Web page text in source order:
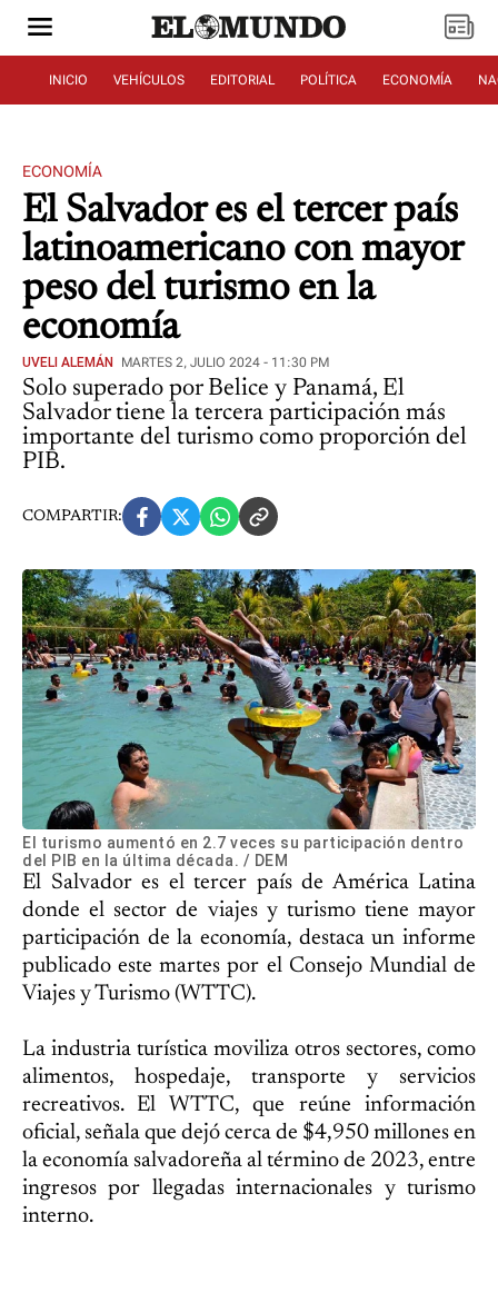
INICIO VEHÍCULOS EDITORIAL POLÍTICA ECONOMÍA
ECONOMÍA
El Salvador es el tercer país
latinoamericano con mayor
peso del turismo en la
economía
UVELI ALEMÁN MARTES 2, JULIO 2024 - 11:30 PM
Solo superado por Belice y Panamá, El
Salvador tiene la tercera participación más
importante del turismo como proporción del
PIB.
COMPARTIR:
El turismo aumentó en 2.7 veces su participación dentro
del PIB en la última década. / DEM
El Salvador es el tercer país de América Latina
donde el sector de viajes y turismo tiene mayor
participación de la economía, destaca un informe
publicado este martes por el Consejo Mundial de
Viajes y Turismo (WTTC).
La industria turística moviliza otros sectores, como
alimentos, hospedaje, transporte y servicios
recreativos. El WTTC, que reúne información
oficial, señala que dejó cerca de $4,950 millones en
la economía salvadoreña al término de 2023, entre
ingresos por llegadas internacionales y turismo
interno.